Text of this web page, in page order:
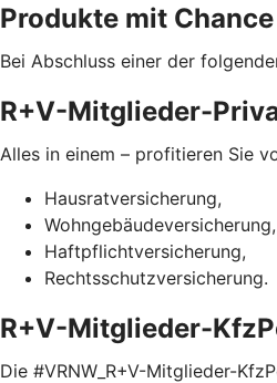
Produkte mit
Bei Abschluss einer der
R+V-Mitglieder-
Alles in einem – profitieren Sie
Hausratversicherung,
Wohngebäudeversicherung,
Haftpflichtversicherung,
Rechtsschutzversicherung.
R+V-Mitglieder-
Die #VRNW_R+V-Mitglieder-